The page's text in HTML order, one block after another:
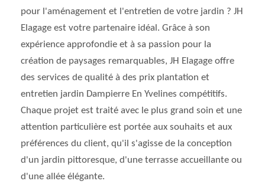
pour l'aménagement et l'entretien de votre jardin ? JH
Elagage est votre partenaire idéal. Grâce à son
expérience approfondie et à sa passion pour la
création de paysages remarquables, JH Elagage offre
des services de qualité à des prix plantation et
entretien jardin Dampierre En Yvelines compétitifs.
Chaque projet est traité avec le plus grand soin et une
attention particulière est portée aux souhaits et aux
préférences du client, qu'il s'agisse de la conception
d'un jardin pittoresque, d'une terrasse accueillante ou
d'une allée élégante.